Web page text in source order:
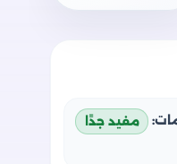
مفيد جدًا